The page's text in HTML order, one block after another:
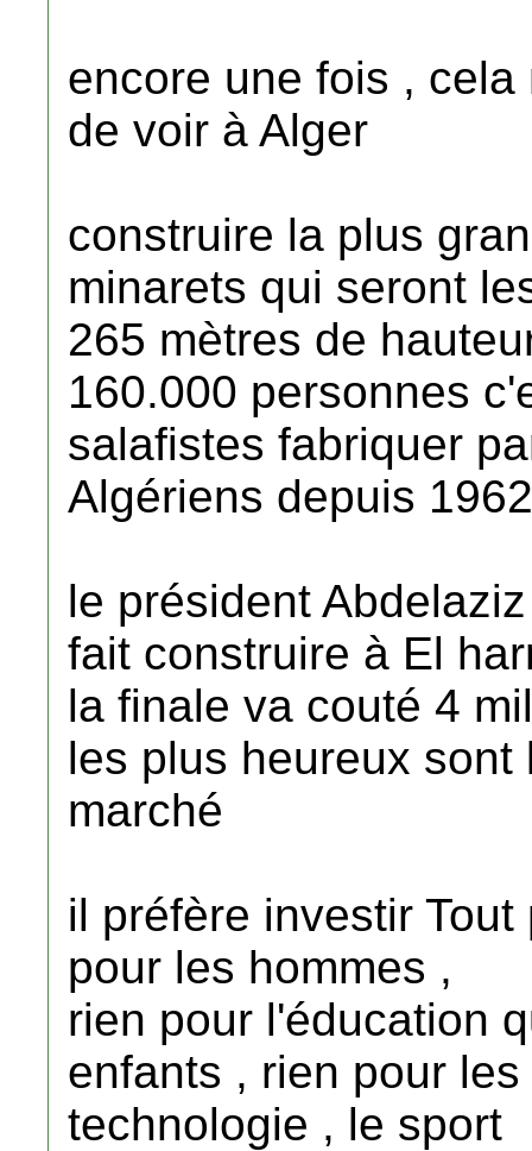
encore une fois ,
de voir à Alger
construire la plus
minarets qui seront
265 mètres de
160.000 personnes
salafistes fabriquer
Algériens depuis 1962
le président
fait construire à El
la finale va couté 4
les plus heureux
marché
il préfère investir
pour les hommes ,
rien pour l'éducation
enfants , rien pour
technologie , le sport